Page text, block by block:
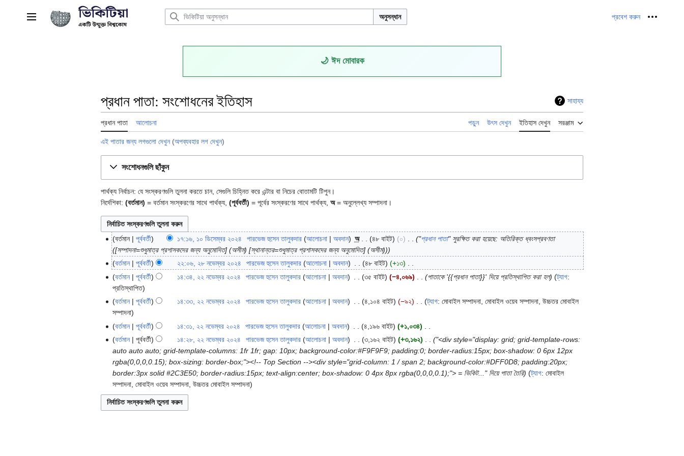
প্রধান মেনু
অনুসন্ধান প্রবেশ করুন নিজস্ব
🌙 ঈদ মোবারক
প্রধান পাতা: সংশোধনের ইতিহাস সাহায্য
প্রধান পাতা আলোচনা পড়ুন উৎস দেখুন ইতিহাস দেখুন সরঞ্জাম
এই পাতার জন্য লগগুলো দেখুন(অপব্যবহার লগ দেখুন)
সংশোধনগুলি ছাঁকুন
পার্থক্য নির্বাচন: যে সংস্করণগুলি তুলনা করতে চান, সেগুলি চিহ্নিত করে এন্টার বা নিচের বোতামটি টিপুন।
নির্দেশিকা: (বর্তমান) = বর্তমান সংস্করণের সাথে পার্থক্য, (পূর্ববর্তী) = পূর্বের সংস্করণের সাথে পার্থক্য, অ= অনুল্লেখ্য সম্পাদনা।
১০
ডিসেম্বর
২০২৪
বর্তমান পূর্ববর্তী ১৭:১৬, ১০ ডিসেম্বর ২০২৪ পারভেজ হুসেন তালুকদার আলোচনা অবদান অ ৪৮ বাইট ০ "প্রধান পাতা" সুরক্ষিত করা হয়েছে: অতিরিক্ত ধ্বংসপ্রবণতা
([সম্পাদনা=শুধুমাত্র প্রশাসকদের জন্য অনুমোদিত] (অসীম) [স্থানান্তর=শুধুমাত্র প্রশাসকদের জন্য অনুমোদিত] (অসীম))
২৮
নভেম্বর
২০২৪
বর্তমান পূর্ববর্তী ২২:০৬, ২৮ নভেম্বর ২০২৪ পারভেজ হুসেন তালুকদার আলোচনা অবদান ৪৮ বাইট +১৩
স
ম্পা
না
রাং
শ
নে
ই
২২
নভেম্বর
২০২৪
বর্তমান পূর্ববর্তী ১৪:৩৪, ২২ নভেম্বর ২০২৪ পারভেজ হুসেন তালুকদার আলোচনা অবদান ৩৫ বাইট −৪,০৬৯ পাতাকে '{{প্রধান পাতা}}' দিয়ে প্রতিস্থাপিত করা হল ট্যাগ:
প্রতিস্থাপিত
বর্তমান
পূর্ববর্তী ১৪:৩৩, ২২ নভেম্বর ২০২৪ পারভেজ হুসেন তালুকদার আলোচনা অবদান ৪,১০৪ বাইট −৯২
স
ম্পা
না
রাং
ই
ট্যাগ: মোবাইল সম্পাদনা মোবাইল ওয়েব সম্পাদনা উচ্চতর মোবাইল
সম্পাদনা
বর্তমান
পূর্ববর্তী ১৪:৩১, ২২ নভেম্বর ২০২৪ পারভেজ হুসেন তালুকদার আলোচনা অবদান ৪,১৯৬ বাইট +১,০৩৪
স
ম্পা
দ
না
সা
রাং
শ
বর্তমান পূর্ববর্তী ১৪:২৮, ২২ নভেম্বর ২০২৪ পারভেজ হুসেন তালুকদার আলোচনা অবদান ৩,১৬২ বাইট +৩,১৬২
"<div style="display: grid; grid-template-rows:
auto auto auto; grid-template-columns: 1fr 1fr; gap: 10px; background-color:#F9F9F9; padding:0; border-radius:15px; box-shadow: 0 6px 12px
rgba(0,0,0,0.15); box-sizing: border-box;"><!-- Top Section --><div style="grid-column: 1 / span 2; background-color:#DFF0D8; padding:20px;
border:3px solid #2C3E50; border-radius:15px; text-align:center; box-shadow: 0 4px 8px rgba(0,0,0,0.1);"> = ভিকিট..." দিয়ে পাতা তৈরি
ট্যাগ:মোবাইল
সম্পাদনা মোবাইল ওয়েব সম্পাদনা উচ্চতর মোবাইল সম্পাদনা